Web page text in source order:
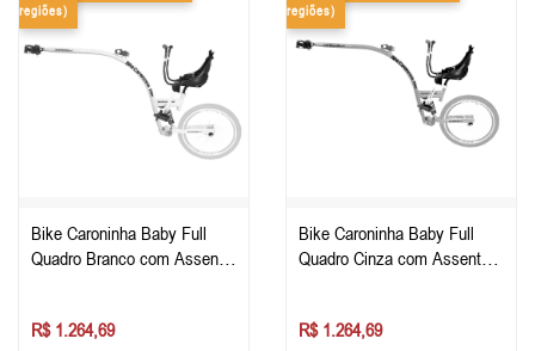
regiões)
Bike Caroninha Baby Full
Quadro Branco com Assento
R$ 1.264,69
regiões)
Bike Caroninha Baby Full
Quadro Cinza com Assento
R$ 1.264,69